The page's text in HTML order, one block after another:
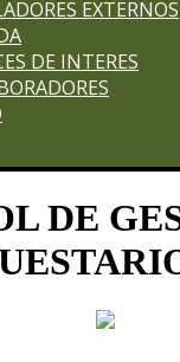
EXTERNOS
DE INTERES
DE